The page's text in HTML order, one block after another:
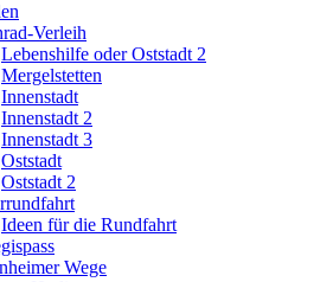
Verleih
Lebenshilfe oder Oststadt 2
Mergelstetten
Innenstadt
Innenstadt 2
Innenstadt 3
Oststadt
Oststadt 2
Ideen für die Rundfahrt
Wege